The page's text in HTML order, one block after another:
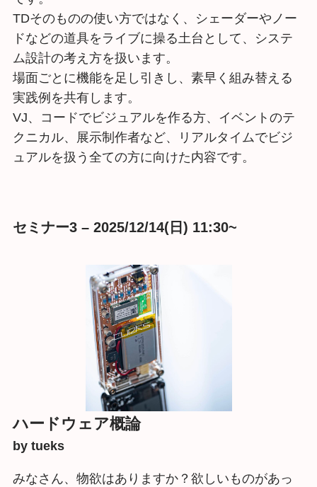
TDそのものの使い方ではなく、シェーダーやノー
ドなどの道具をライブに操る土台として、システ
ム設計の考え方を扱います。
場面ごとに機能を足し引きし、素早く組み替える
実践例を共有します。
VJ、コードでビジュアルを作る方、イベントのテ
クニカル、展示制作者など、リアルタイムでビジ
ュアルを扱う全ての方に向けた内容です。
セミナー3 – 2025/12/14(日) 11:30~
ハードウェア概論
by tueks
みなさん、物欲はありますか？欲しいものがあっ